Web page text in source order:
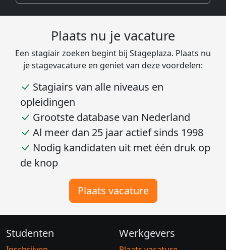
Plaats nu je vacature
Een stagiair zoeken begint bij Stageplaza. Plaats nu
je stagevacature en geniet van deze voordelen:
Stagiairs van alle niveaus en
opleidingen
Grootste database van Nederland
Al meer dan 25 jaar actief sinds 1998
Nodig kandidaten uit met één druk op
de knop
Plaats vacature
Studenten Werkgevers